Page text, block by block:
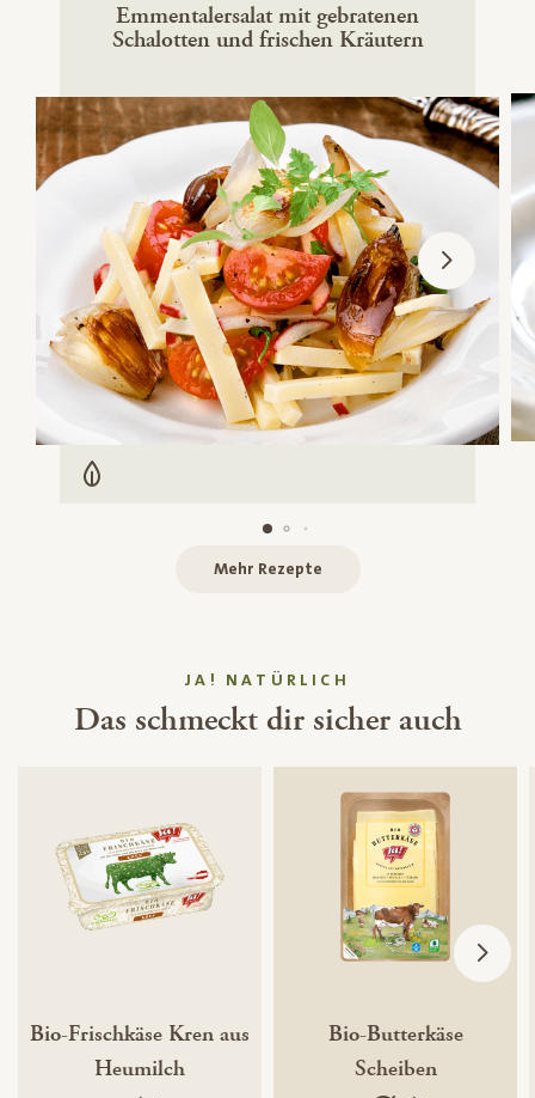
Emmentalersalat mit gebratenen
Schalotten und frischen Kräutern
Vegetarisch
Mehr Rezepte
JA! NATÜRLICH
Das schmeckt dir sicher auch
Bio-Frischkäse Kren aus
Heumilch
Bio-Butterkäse
Scheiben